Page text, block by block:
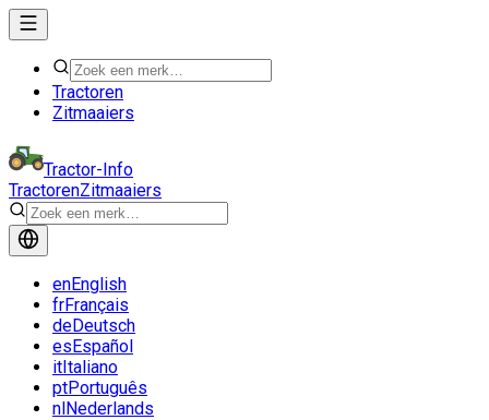
Tractoren
Zitmaaiers
Tractor-Info
TractorenZitmaaiers
enEnglish
frFrançais
deDeutsch
esEspañol
itItaliano
ptPortuguês
nlNederlands